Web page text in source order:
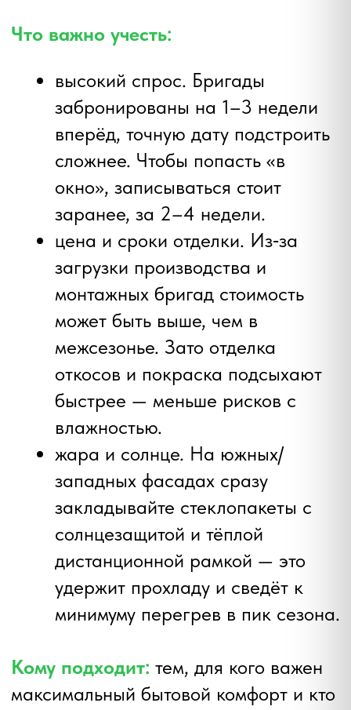
солнцезащитой и тёплой
дистанционной рамкой — это
минимуму перегрев в пик сезона.
Кому подходит:
тем, для кого важен
максимальный бытовой комфорт и кто
планирует полный цикл с отделкой
откосов «здесь и сейчас».
Осень: разумный баланс
погоды и сроков
Осенью спрос стабилизируется:
графики свободнее, сроки
производства и монтажа короче.
Температура умеренная — комфортно
работать с лентами и пеной, дом не
«вымораживается». Это хороший
момент «подготовить» окна к
отопительному сезону: поставить
энергосберегающие пакеты, обновить
уплотнители и решить вопрос с
На что обратить внимание:
Получить расчет
Позвоните нам! И мы
оптимальный
варианти оформим выезд
Нужны правильные
окна без переплат?